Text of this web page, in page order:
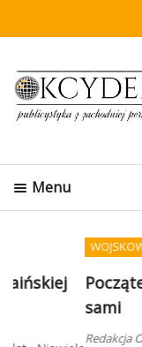
Menu
WOJSKOWOŚĆ I
Początek wojny
Redakcja OKCYDENT-